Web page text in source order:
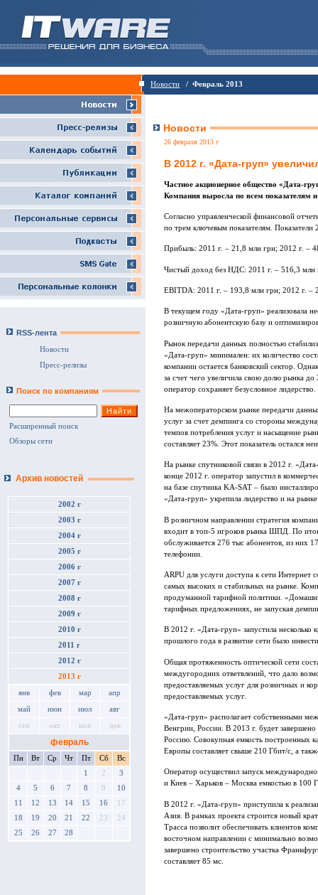
Новости / Февраль 2013
RSS-лента
Новости
Пресс-релизы
Поиск по компаниям
Расширенный поиск
Обзоры сети
Архив новостей
2002 г
2003 г
2004 г
2005 г
2006 г
2007 г
2008 г
2009 г
2010 г
2011 г
2012 г
2013 г
янв фев мар апр
май июн июл авг
сен окт ноя дек
февраль
Пн Вт Ср Чт Пт Сб
Вс
1
2
3
4
5 6 7 8 9
10
11
12 13 14 15 16
17
18
19 20 21 22 23
24
25
26 27 28
Новости
26 февраля 2013 г
В 2012 г. «Дата-груп»
Частное акционерное общество «Дата-
Компания выросла по всем показателям
Согласно управленческой финансовой
по трем ключевым показателям. Показатели
Прибыль: 2011 г. – 21,8 млн грн; 2012 г. –
Чистый доход без НДС: 2011 г. – 516,3 млн
EBITDA: 2011 г. – 193,8 млн грн; 2012 г. –
В текущем году «Дата-груп» реализовала
розничную абонентскую базу и
Рынок передачи данных полностью
«Дата-груп» минимален: их количество
компании остается банковский сектор.
за счет чего увеличила свою долю рынка
оператор сохраняет безусловное лидерство.
На межоператорском рынке передачи
услуг за счет демпинга со стороны
темпов потребления услуг и насыщение
составляет 23%. Этот показатель остался
На рынке спутниковой связи в 2012 г.
конце 2012 г. оператор запустил в
на базе спутника KA-SAT – было
«Дата-груп» укрепила лидерство и на
В розничном направлении стратегия
входит в топ-5 игроков рынка ШПД. По
обслуживается 276 тыс абонентов, из них
телефонии.
ARPU для услуги доступа к сети Интернет
самых высоких и стабильных на рынке.
продуманной тарифной политики.
тарифных предложениях, не запуская
В 2012 г. «Дата-груп» запустила
прошлого года в развитие сети было
Общая протяженность оптической сети
междугородних ответвлений, что дало
предоставляемых услуг для розничных и
предоставляемых услуг.
«Дата-груп» располагает собственными
Венгрии, России. В 2013 г. будет
Россию. Совокупная емкость построенных
Европы составляет свыше 210 Гбит/с, а
Оператор осуществил запуск
и Киев – Харьков – Москва емкостью в 100
В 2012 г. «Дата-груп» приступила к
Азия. В рамках проекта строится новый
Трасса позволит обеспечивать клиентов
восточном направлении с минимально
завершено строительство участка
составляет 85 мс.